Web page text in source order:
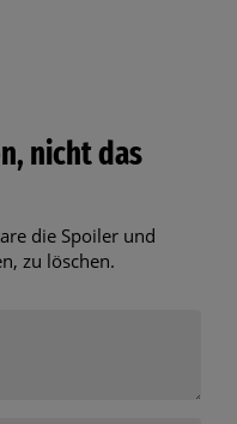
nicht das
die Spoiler und
zu löschen.